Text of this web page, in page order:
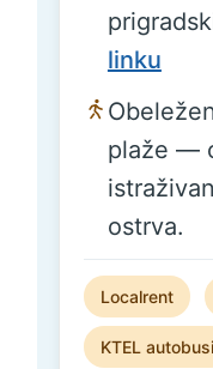
linku
plaže —
ostrva.
Localrent
KTEL autobusi